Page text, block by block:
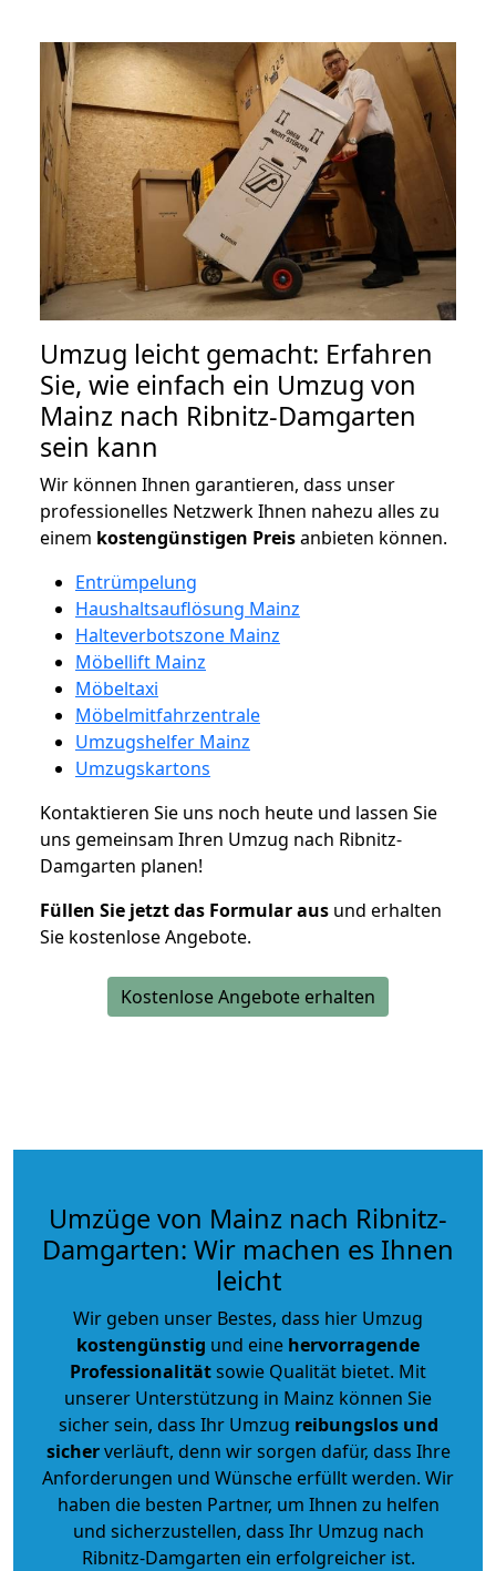
Umzug leicht gemacht: Erfahren
Sie, wie einfach ein Umzug von
Mainz nach Ribnitz-Damgarten
sein kann
Wir können Ihnen garantieren, dass unser
professionelles Netzwerk Ihnen nahezu alles zu
einem kostengünstigen Preisanbieten können.
Entrümpelung
Haushaltsauflösung Mainz
Halteverbotszone Mainz
Möbellift Mainz
Möbeltaxi
Möbelmitfahrzentrale
Umzugshelfer Mainz
Umzugskartons
Kontaktieren Sie uns noch heute und lassen Sie
uns gemeinsam Ihren Umzug nach Ribnitz-
Damgarten planen!
Füllen Sie jetzt das Formular aus und erhalten
Sie kostenlose Angebote.
Kostenlose Angebote erhalten
Umzüge von Mainz nach Ribnitz-
Damgarten: Wir machen es Ihnen
leicht
Wir geben unser Bestes, dass hier Umzug
kostengünstig und eine hervorragende
Professionalitätsowie Qualität bietet. Mit
unserer Unterstützung in Mainz können Sie
sicher sein, dass Ihr Umzug reibungslos und
sicherverläuft, denn wir sorgen dafür, dass Ihre
Anforderungen und Wünsche erfüllt werden. Wir
haben die besten Partner, um Ihnen zu helfen
und sicherzustellen, dass Ihr Umzug nach
Ribnitz-Damgarten ein erfolgreicher ist.